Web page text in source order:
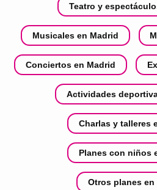
Teatro y
Musicales en Madrid
Conciertos en Madrid
Actividades
Charlas y talleres
Planes con niños
Otros planes en